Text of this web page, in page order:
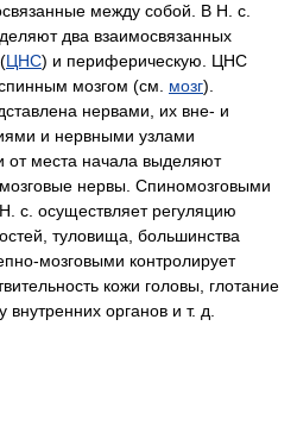
между собой. В Н. с.
два взаимосвязанных
ЦНС) и периферическую. ЦНС
мозгом (см. мозг).
нервами, их вне- и
и нервными узлами
от места начала выделяют
нервы. Спиномозговыми
с. осуществляет регуляцию
туловища, большинства
мозговыми контролирует
кожи головы, глотание
внутренних органов и т. д.